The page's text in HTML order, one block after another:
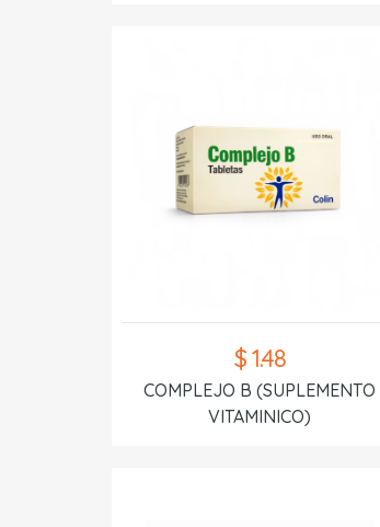
$ 1.48
COMPLEJO B (SUPLEMENTO
VITAMINICO)